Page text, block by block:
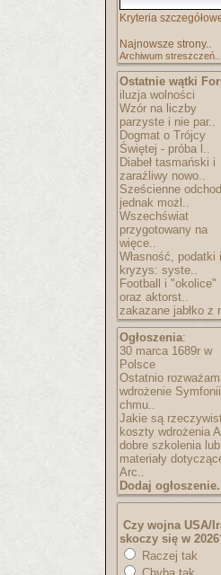
Kryteria
Najnowsze strony..
Archiwum streszczeń..
Ostatnie wątki
iluzja wolności
Wzór na liczby
parzyste i nie par..
Dogmat o Trójcy
Świętej - próba l..
Diabeł tasmański i
zaraźliwy nowo..
Sześcienne
jednak możl..
Wszechświat
przygotowany na
więce..
Własność, podatki i
kryzys: syste..
Football i "okolice"
oraz aktorst..
zakazane jabłko z
Ogłoszenia:
30 marca 1689r w
Polsce
Ostatnio rozważam
wdrożenie
chmu..
Jakie są
koszty wdrożenia AI
dobre szkolenia lub
materiały
Arc..
Dodaj
Czy wojna USA/
skoczy się w
Raczej tak